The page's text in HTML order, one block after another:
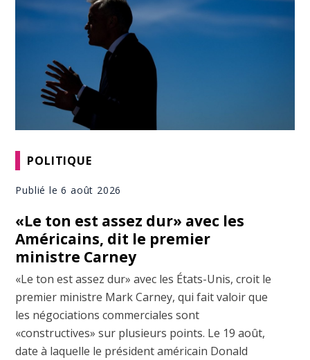
POLITIQUE
Publié le 6 août 2026
«Le ton est assez dur» avec les
Américains, dit le premier
ministre Carney
«Le ton est assez dur» avec les États-Unis, croit le
premier ministre Mark Carney, qui fait valoir que
les négociations commerciales sont
«constructives» sur plusieurs points. Le 19 août,
date à laquelle le président américain Donald